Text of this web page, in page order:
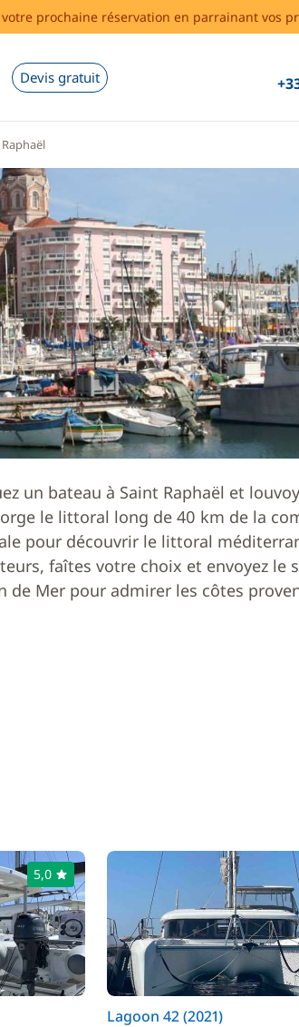
prochaine réservation en parrainant vos
Devis gratuit
un bateau à Saint Raphaël et
le littoral long de 40 km de la
pour découvrir le littoral
faîtes votre choix et envoyez le
de Mer pour admirer les côtes
5,0
Lagoon 42 (2021)